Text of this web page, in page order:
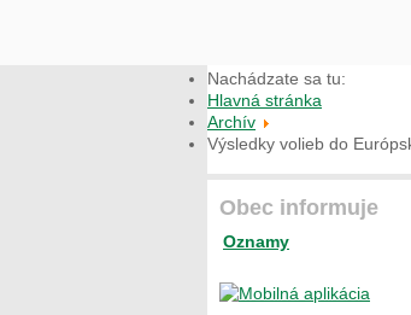
Nachádzate sa tu:
Hlavná stránka
Archív
Výsledky volieb do
Obec informuje
Oznamy